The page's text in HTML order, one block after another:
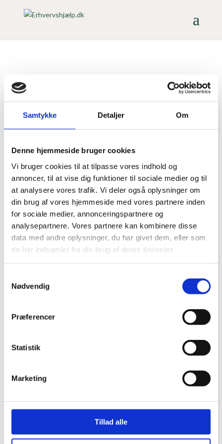
Samtykke Detaljer Om
Denne hjemmeside bruger cookies
Vi bruger cookies til at tilpasse vores indhold og
annoncer, til at vise dig funktioner til sociale medier og til
at analysere vores trafik. Vi deler også oplysninger om
din brug af vores hjemmeside med vores partnere inden
for sociale medier, annonceringspartnere og
analysepartnere. Vores partnere kan kombinere disse
data med andre oplysninger, du har givet dem, eller som
de har indsamlet fra din brug af deres tjenester.
Nødvendig
Præferencer
Statistik
Marketing
Tillad alle
Kontakt mig i dag, og hør
hvad jeg kan gøre for din
virksomhed
Linda Ravn Nielsen
22 55 51 41
Økonomi & forretningsudvikling
personlig rådgivning og sparring om de forskellige
muligheder.
COOKIE- & PRIVATLIVSPOLITIK